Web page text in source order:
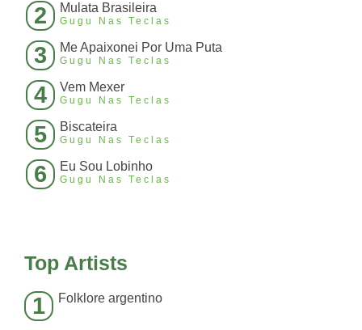
2 Mulata Brasileira
Gugu Nas Teclas
3 Me Apaixonei Por Uma Puta
Gugu Nas Teclas
4 Vem Mexer
Gugu Nas Teclas
5 Biscateira
Gugu Nas Teclas
6 Eu Sou Lobinho
Gugu Nas Teclas
Top Artists
1 Folklore argentino